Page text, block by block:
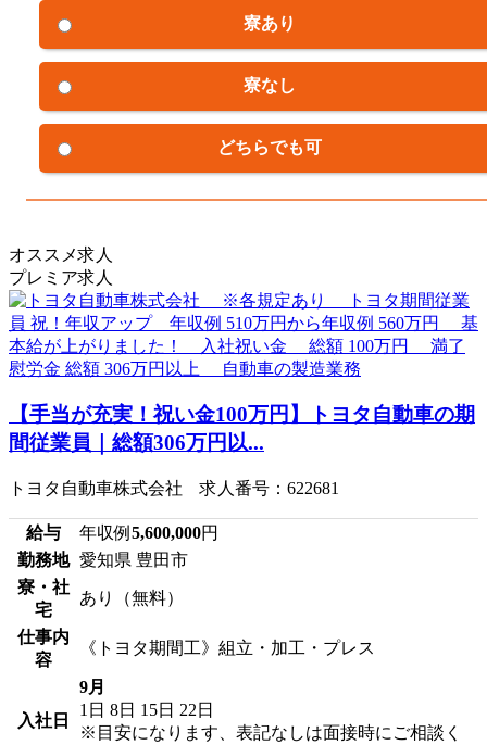
寮あり
寮なし
どちらでも可
オススメ求人
プレミア求人
【手当が充実！祝い金100万円】トヨタ自動車の期
間従業員｜総額306万円以...
トヨタ自動車株式会社 求人番号：622681
給与 年収例 5,600,000円
勤務地 愛知県 豊田市
寮・社
宅
あり（無料）
仕事内
容
《トヨタ期間工》組立・加工・プレス
入社日
9月
1日 8日 15日 22日
※目安になります、表記なしは面接時にご相談く